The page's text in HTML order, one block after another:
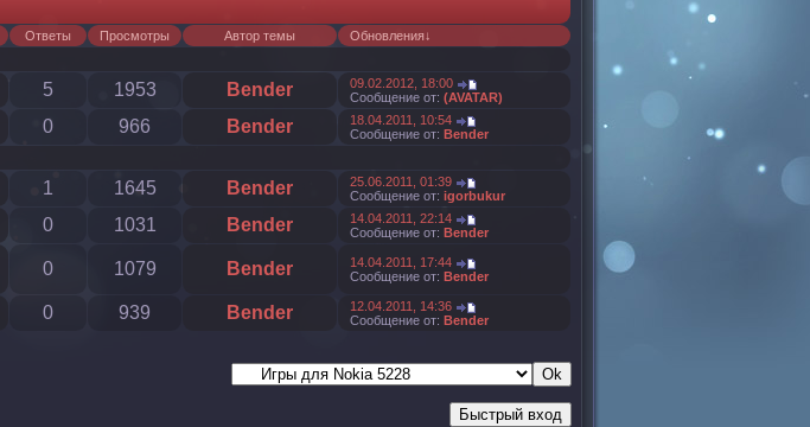
Ответы Просмотры Автор темы Обновления↓
5 1953 Bender
09.02.2012, 18:00
Сообщение от: (AVATAR)
0 966 Bender
18.04.2011, 10:54
Сообщение от: Bender
1 1645 Bender
25.06.2011, 01:39
Сообщение от: igorbukur
0 1031 Bender
14.04.2011, 22:14
Сообщение от: Bender
0 1079 Bender
14.04.2011, 17:44
Сообщение от: Bender
0 939 Bender
12.04.2011, 14:36
Сообщение от: Bender